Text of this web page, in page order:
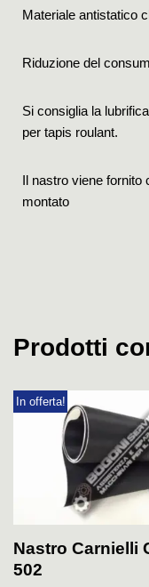
Materiale antistatico
Riduzione del
Si consiglia la
per tapis roulant.
Il nastro viene fornito
montato
Prodotti
In offerta!
Nastro Carnielli
502